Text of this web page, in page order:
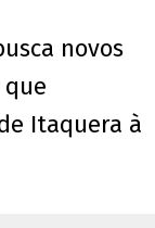
novos
Itaquera à